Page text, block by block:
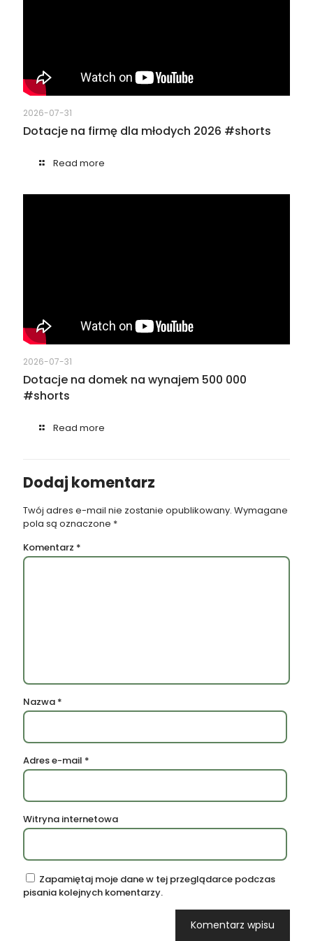
2026-07-31
Dotacje na firmę dla młodych 2026 #shorts
Read more
2026-07-31
Dotacje na domek na wynajem 500 000
#shorts
Read more
Dodaj komentarz
Twój adres e-mail nie zostanie opublikowany. Wymagane
pola są oznaczone *
Komentarz *
Nazwa *
Adres e-mail *
Witryna internetowa
Zapamiętaj moje dane w tej przeglądarce podczas
pisania kolejnych komentarzy.